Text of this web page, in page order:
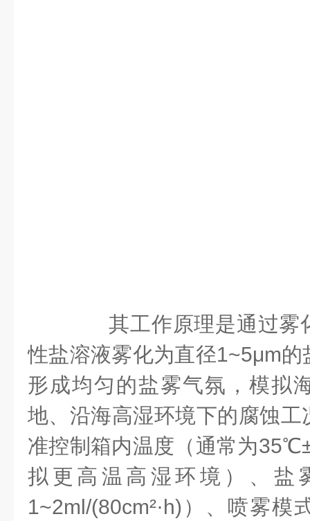
其工作原理是通过雾
性盐溶液雾化为直径1~5μm
形成均匀的盐雾气氛，模拟
地、沿海高湿环境下的腐蚀
准控制箱内温度（通常为
拟更高温高湿环境）、盐
1~2ml/(80cm²·h)）、喷雾模